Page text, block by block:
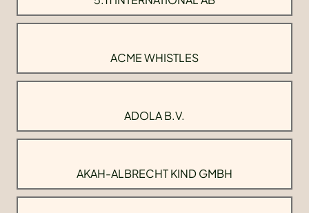
ACME WHISTLES
ADOLA B.V.
AKAH-ALBRECHT KIND GMBH